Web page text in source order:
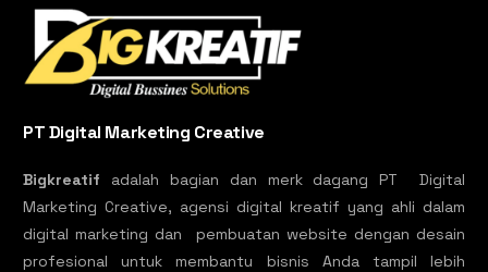
PT Digital Marketing Creative
Bigkreatif adalah bagian dan merk dagang PT Digital
Marketing Creative, agensi digital kreatif yang ahli dalam
digital marketing dan pembuatan website dengan desain
profesional untuk membantu bisnis Anda tampil lebih